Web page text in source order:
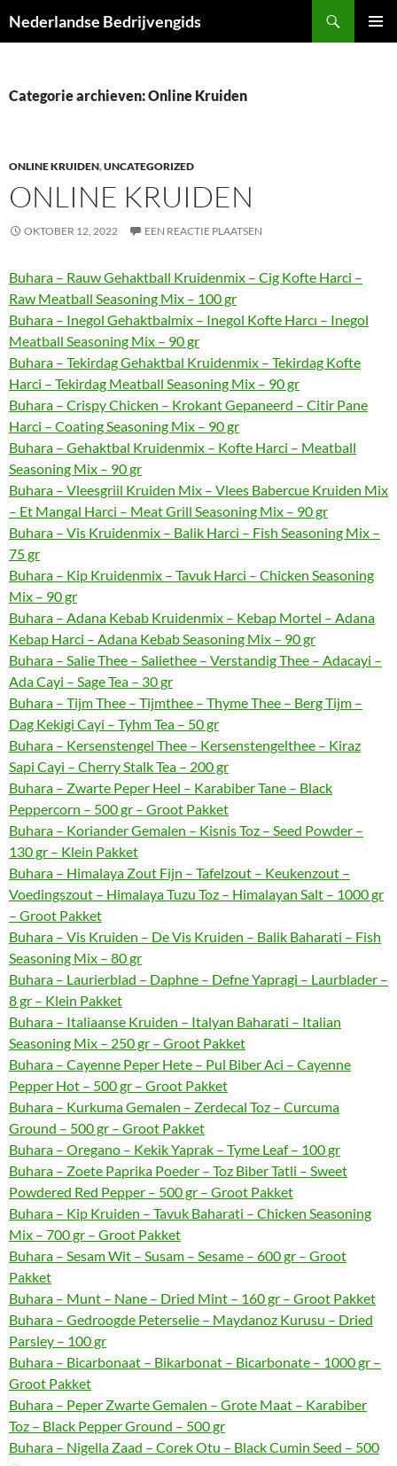
naar
Nederlandse Bedrijvengids
Categorie archieven: Online Kruiden
ONLINE KRUIDEN,UNCATEGORIZED
ONLINE KRUIDEN
OKTOBER 12, 2022 EEN REACTIE PLAATSEN
Buhara – Rauw Gehaktball Kruidenmix – Cig Kofte Harci –
Raw Meatball Seasoning Mix – 100 gr
Buhara – Inegol Gehaktbalmix – Inegol Kofte Harcı – Inegol
Meatball Seasoning Mix – 90 gr
Buhara – Tekirdag Gehaktbal Kruidenmix – Tekirdag Kofte
Harci – Tekirdag Meatball Seasoning Mix – 90 gr
Buhara – Crispy Chicken – Krokant Gepaneerd – Citir Pane
Harci – Coating Seasoning Mix – 90 gr
Buhara – Gehaktbal Kruidenmix – Kofte Harci – Meatball
Seasoning Mix – 90 gr
Buhara – Vleesgriil Kruiden Mix – Vlees Babercue Kruiden Mix
– Et Mangal Harci – Meat Grill Seasoning Mix – 90 gr
Buhara – Vis Kruidenmix – Balik Harci – Fish Seasoning Mix –
75 gr
Buhara – Kip Kruidenmix – Tavuk Harci – Chicken Seasoning
Mix – 90 gr
Buhara – Adana Kebab Kruidenmix – Kebap Mortel – Adana
Kebap Harci – Adana Kebab Seasoning Mix – 90 gr
Buhara – Salie Thee – Saliethee – Verstandig Thee – Adacayi –
Ada Cayi – Sage Tea – 30 gr
Buhara – Tijm Thee – Tijmthee – Thyme Thee – Berg Tijm –
Dag Kekigi Cayi – Tyhm Tea – 50 gr
Buhara – Kersenstengel Thee – Kersenstengelthee – Kiraz
Sapi Cayi – Cherry Stalk Tea – 200 gr
Buhara – Zwarte Peper Heel – Karabiber Tane – Black
Peppercorn – 500 gr – Groot Pakket
Buhara – Koriander Gemalen – Kisnis Toz – Seed Powder –
130 gr – Klein Pakket
Buhara – Himalaya Zout Fijn – Tafelzout – Keukenzout –
Voedingszout – Himalaya Tuzu Toz – Himalayan Salt – 1000 gr
– Groot Pakket
Buhara – Vis Kruiden – De Vis Kruiden – Balik Baharati – Fish
Seasoning Mix – 80 gr
Buhara – Laurierblad – Daphne – Defne Yapragi – Laurblader –
8 gr – Klein Pakket
Buhara – Italiaanse Kruiden – Italyan Baharati – Italian
Seasoning Mix – 250 gr – Groot Pakket
Buhara – Cayenne Peper Hete – Pul Biber Aci – Cayenne
Pepper Hot – 500 gr – Groot Pakket
Buhara – Kurkuma Gemalen – Zerdecal Toz – Curcuma
Ground – 500 gr – Groot Pakket
Buhara – Oregano – Kekik Yaprak – Tyme Leaf – 100 gr
Buhara – Zoete Paprika Poeder – Toz Biber Tatli – Sweet
Powdered Red Pepper – 500 gr – Groot Pakket
Buhara – Kip Kruiden – Tavuk Baharati – Chicken Seasoning
Mix – 700 gr – Groot Pakket
Buhara – Sesam Wit – Susam – Sesame – 600 gr – Groot
Pakket
Buhara – Munt – Nane – Dried Mint – 160 gr – Groot Pakket
Buhara – Gedroogde Peterselie – Maydanoz Kurusu – Dried
Parsley – 100 gr
Buhara – Bicarbonaat – Bikarbonat – Bicarbonate – 1000 gr –
Groot Pakket
Buhara – Peper Zwarte Gemalen – Grote Maat – Karabiber
Toz – Black Pepper Ground – 500 gr
Buhara – Nigella Zaad – Corek Otu – Black Cumin Seed – 500